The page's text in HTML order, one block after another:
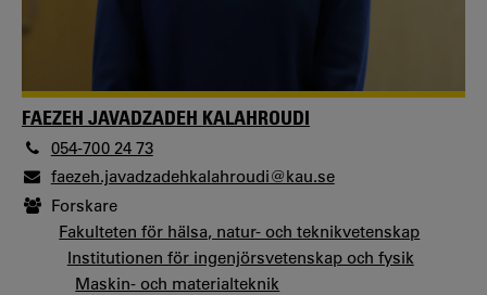
FAEZEH JAVADZADEH KALAHROUDI
054-700 24 73
faezeh.javadzadehkalahroudi@kau.se
Forskare
Fakulteten för hälsa, natur- och teknikvetenskap
Institutionen för ingenjörsvetenskap och fysik
Maskin- och materialteknik